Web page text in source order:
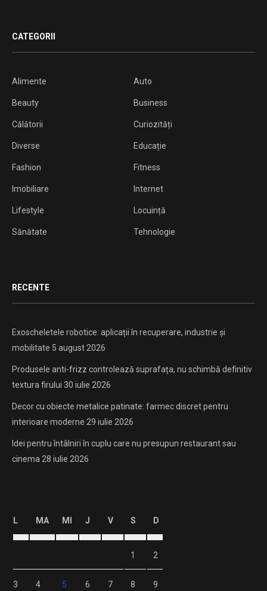
CATEGORII
Alimente Auto
Beauty Business
Călătorii Curiozități
Diverse Educație
Fashion Fitness
Imobiliare Internet
Lifestyle Locuință
Sănătate Tehnologie
RECENTE
Exoscheletele robotice: aplicații în recuperare, industrie și
mobilitate 5 august 2026
Produsele anti-frizz controlează suprafața, nu schimbă definitiv
textura firului 30 iulie 2026
Decor cu obiecte metalice patinate: farmec discret pentru
interioare moderne 29 iulie 2026
Idei pentru întâlniri în cuplu care nu presupun restaurant sau
cinema28 iulie 2026
L MA MI J V S D
1 2
3 4 5 6 7 8 9